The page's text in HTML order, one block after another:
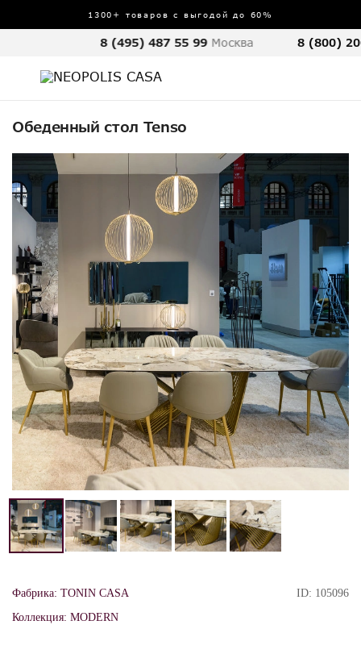
1300+ товаров с выгодой до 60%
8 (495) 487 55 99 Москва 8 (800)
Обеденный стол Tenso
Фабрика: TONIN CASA
Коллекция: MODERN
ID: 105096